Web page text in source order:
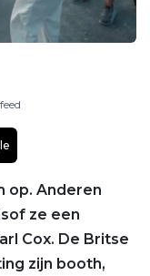
op. Anderen
ze een
Cox. De Britse
zijn booth,